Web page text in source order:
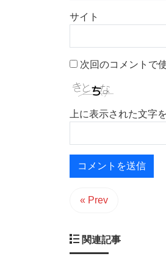
サイト
次回のコメントで
上に表示された文字
« Prev
関連記事